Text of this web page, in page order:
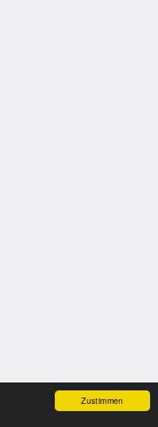
Zustimmen